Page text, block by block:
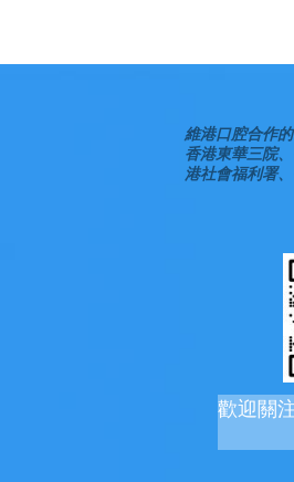
維港口腔合作
香港東華三院
港社會福利署
歡迎關